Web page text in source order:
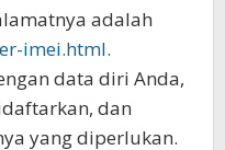
adalah
imei.html.
data diri Anda,
dan
yang diperlukan.